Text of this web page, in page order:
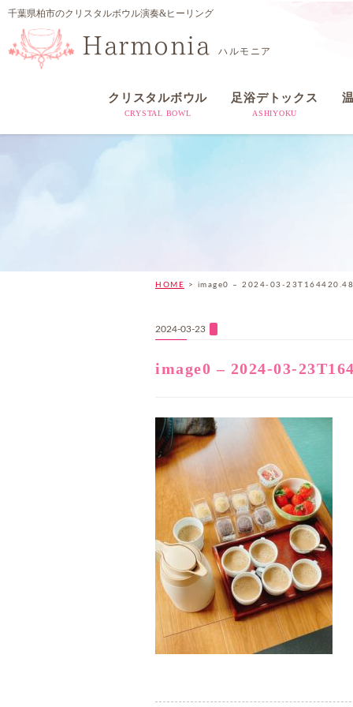
千葉県柏市のクリスタルボウル演奏&ヒーリング
Harmonia ハルモニア
クリスタルボウル
CRYSTAL BOWL
足浴デトックス
ASHIYOKU
HOME > image0 – 2024-03-
2024-03-23
image0 – 2024-03-